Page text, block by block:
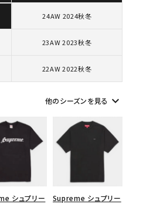
探す
商品を表示する
24AW 2024秋冬
23AW 2023秋冬
22AW 2022秋冬
他のシーズンを見る keyboard_arrow_down
シュプリー
Supreme シュプリー